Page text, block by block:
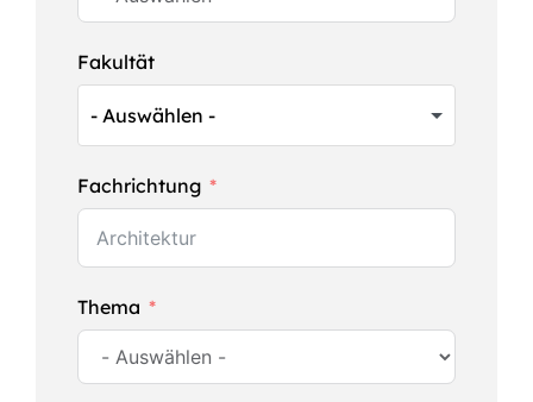
Fakultät
Fachrichtung
Thema